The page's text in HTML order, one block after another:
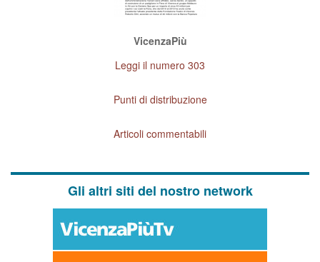
VicenzaPiù
Leggi il numero 303
Punti di distribuzione
Articoli commentabili
Gli altri siti del nostro network